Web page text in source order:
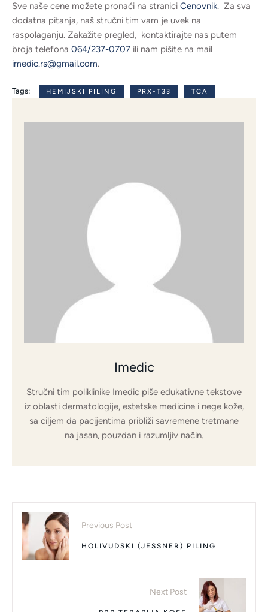
Sve naše cene možete pronaći na stranici Cenovnik. Za sva
dodatna pitanja, naš stručni tim vam je uvek na
raspolaganju. Zakažite pregled, kontaktirajte nas putem
broja telefona 064/237-0707 ili nam pišite na mail
imedic.rs@gmail.com.
Tags: HEMIJSKI PILING PRX-T33 TCA
Imedic
Stručni tim poliklinike Imedic piše edukativne tekstove
iz oblasti dermatologije, estetske medicine i nege kože,
sa ciljem da pacijentima približi savremene tretmane
na jasan, pouzdan i razumljiv način.
Previous Post
HOLIVUDSKI (JESSNER) PILING
Next Post